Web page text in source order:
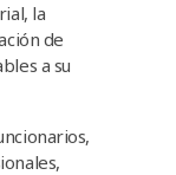
la
de
a su